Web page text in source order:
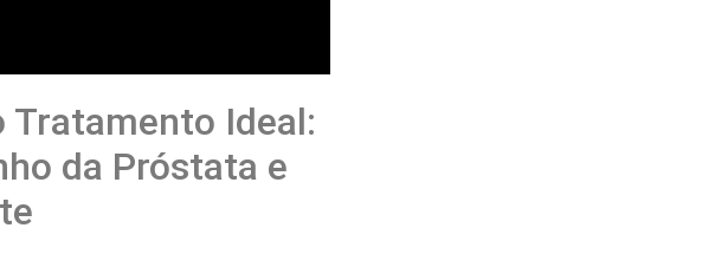
Tratamento Ideal:
da Próstata e